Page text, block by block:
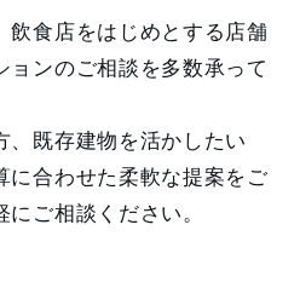
飲食店をはじめとする店舗
ョンのご相談を多数承って
既存建物を活かしたい
に合わせた柔軟な提案をご
ご相談ください。